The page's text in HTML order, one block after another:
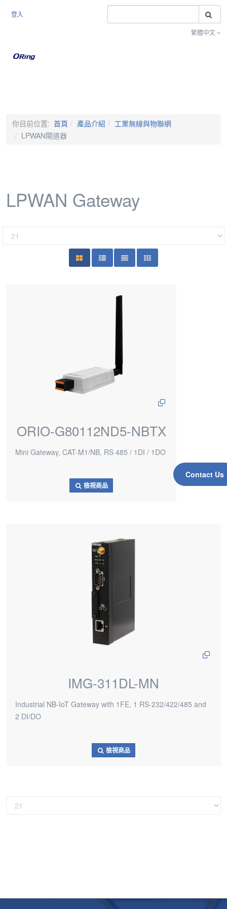
登入
繁體中文
Contact Us
你目前位置: 首頁 產品介紹
工業無線與物聯網
LPWAN閘道器
LPWAN Gateway
ORIO-G80112ND5-NBTX
Mini Gateway, CAT-M1/NB, RS 485 / 1DI / 1DO
檢視商品
IMG-311DL-MN
Industrial NB-IoT Gateway with 1FE, 1 RS-232/422/485 and
2 DI/DO
檢視商品